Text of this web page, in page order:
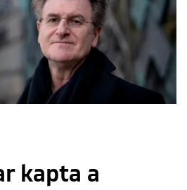
Rólunk
kapta a